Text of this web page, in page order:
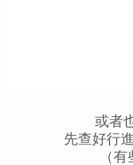
或者
先查好行
（